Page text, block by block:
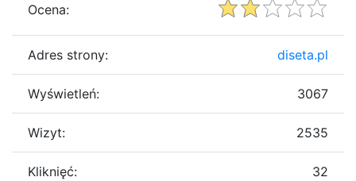
Ocena:
Adres strony: diseta.pl
Wyświetleń: 3067
Wizyt: 2535
Kliknięć: 32